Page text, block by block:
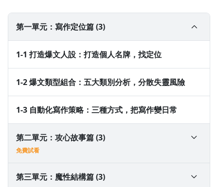
第一單元：寫作定位篇 (3)
1-1 打造爆文人設：打造個人名牌，找定位
1-2 爆文類型組合：五大類別分析，分散失靈風險
1-3 自動化寫作策略：三種方式，把寫作變日常
第二單元：攻心故事篇 (3)
免費試看
2-1 如何寫出你的「品牌故事」？
第三單元：魔性結構篇 (3)